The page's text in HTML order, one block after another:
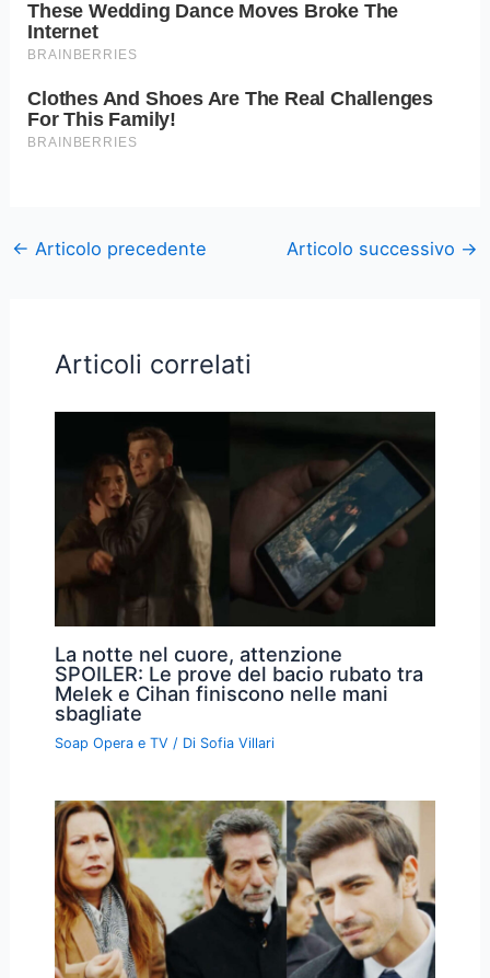
← Articolo precedente Articolo successivo →
Articoli correlati
La notte nel cuore, attenzione
SPOILER: Le prove del bacio rubato tra
Melek e Cihan finiscono nelle mani
sbagliate
Soap Opera e TV / Di Sofia Villari